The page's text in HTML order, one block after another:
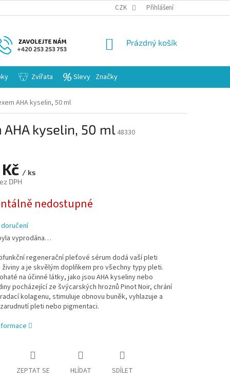
CZK Přihlášení
NÁKUPNÍ
Prázdný košík
Zvířata Slevy Značky
AHA kyselin, 50 ml
kyselin, 50 ml 48330
/ ks
DPH
nedostupné
vyprodána…
regenerační pleťové sérum dodá vaší pleti
a je skvělým doplňkem pro všechny typy pleti.
na účinné látky, jako jsou AHA kyseliny nebo
pocházející ze švýcarských hroznů Pinot Noir, chrání
kolagenu, stimuluje obnovu buněk, vyhlazuje a
pleti nebo pigmentaci.
ZEPTAT SE HLÍDAT SDÍLET